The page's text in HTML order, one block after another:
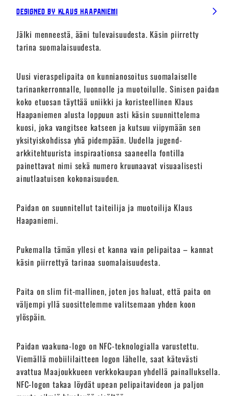
Designed by Klaus Haapaniemi
Jälki menneestä, ääni tulevaisuudesta. Käsin piirretty
tarina suomalaisuudesta.
Uusi vieraspelipaita on kunnianosoitus suomalaiselle
tarinankerronnalle, luonnolle ja muotoilulle. Sinisen paidan
koko etuosan täyttää uniikki ja koristeellinen Klaus
Haapaniemen alusta loppuun asti käsin suunnittelema
kuosi, joka vangitsee katseen ja kutsuu viipymään sen
yksityiskohdissa yhä pidempään. Uudella jugend-
arkkitehtuurista inspiraationsa saaneella fontilla
painettavat nimi sekä numero kruunaavat visuaalisesti
ainutlaatuisen kokonaisuuden.
Paidan on suunnitellut taiteilija ja muotoilija Klaus
Haapaniemi.
Pukemalla tämän yllesi et kanna vain pelipaitaa – kannat
käsin piirrettyä tarinaa suomalaisuudesta.
Paita on slim fit-mallinen, joten jos haluat, että paita on
väljempi yllä suosittelemme valitsemaan yhden koon
ylöspäin.
Paidan vaakuna-logo on NFC-teknologialla varustettu.
Viemällä mobiililaitteen logon lähelle, saat kätevästi
avattua Maajoukkueen verkkokaupan yhdellä painalluksella.
NFC-logon takaa löydät upean pelipaitavideon ja paljon